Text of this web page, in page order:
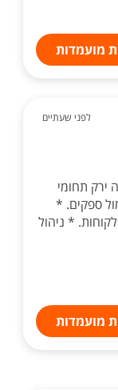
מועמדות
לפני שעתיים
ירק תחומי
ספקים. *
* ניהול
מועמדות